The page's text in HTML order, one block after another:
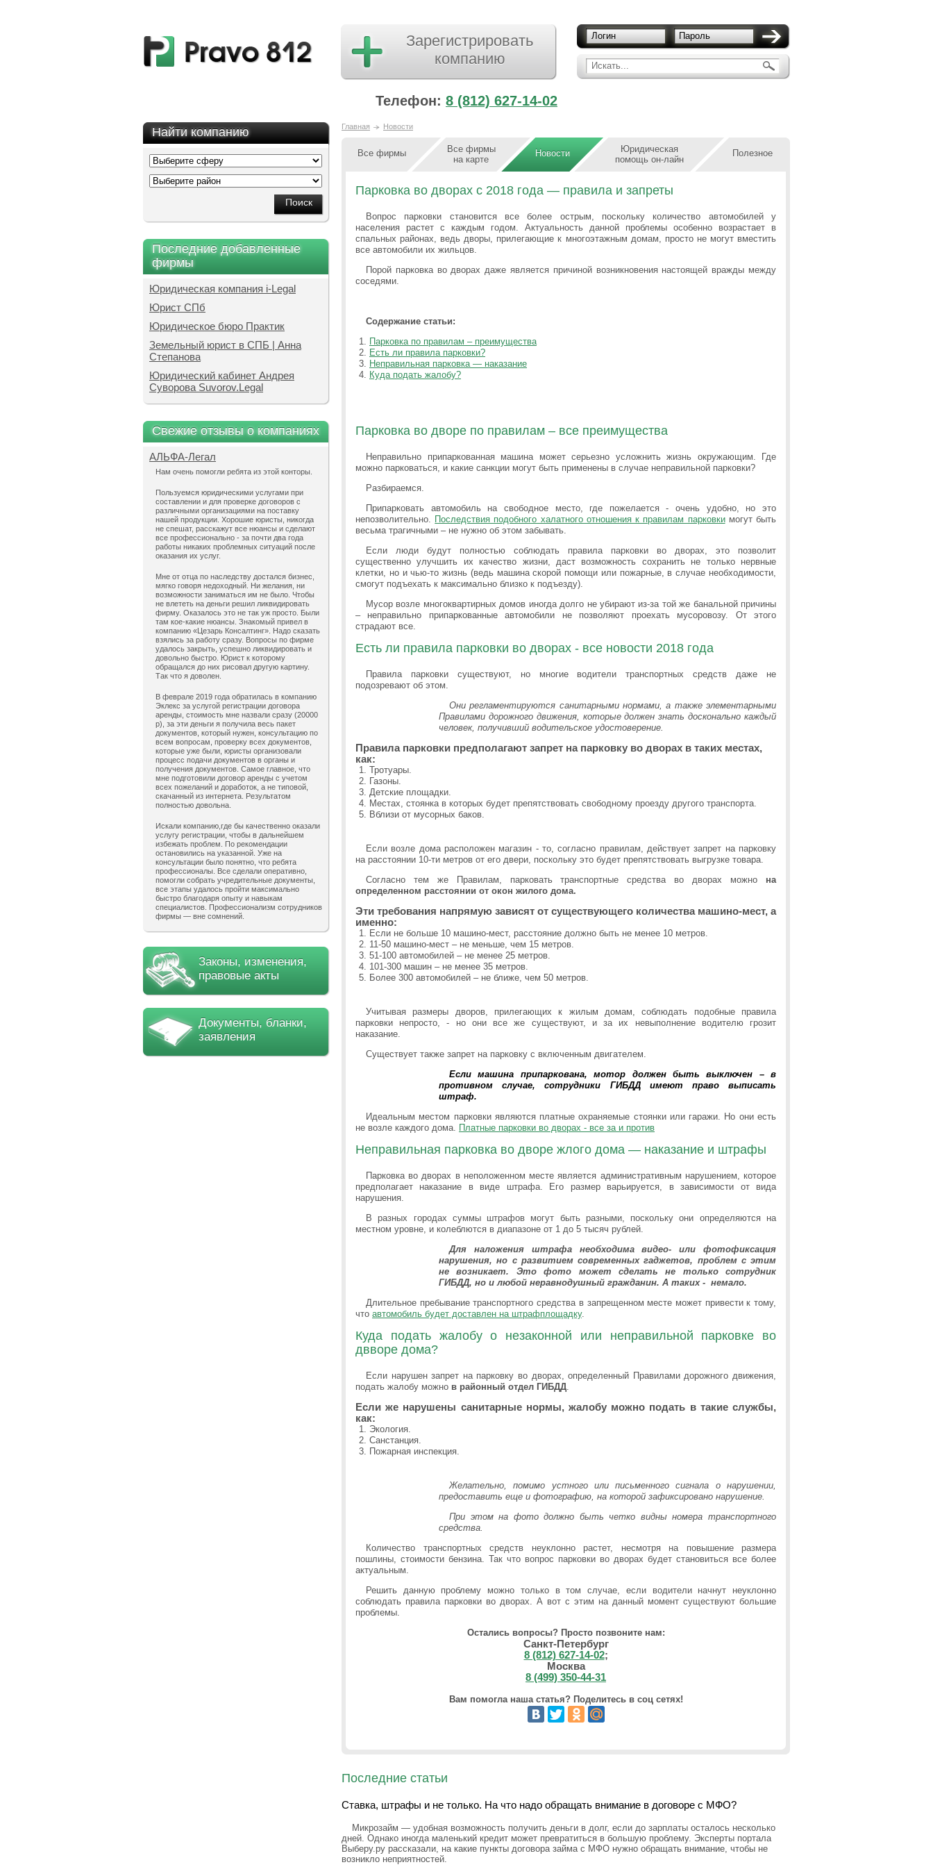
Искать...
Логин Пароль
Зарегистрировать
компанию
Телефон: 8 (812) 627-14-02
Найти компанию
Последние добавленные
фирмы
Юридическая компания i-Legal
Юрист СПб
Юридическое бюро Практик
Земельный юрист в СПБ | Анна
Степанова
Юридический кабинет Андрея
Суворова Suvorov.Legal
Свежие отзывы о компаниях
АЛЬФА-Легал
Нам очень помогли ребята из этой конторы.
Пользуемся юридическими услугами при
составлении и для проверке договоров с
различными организациями на поставку
нашей продукции. Хорошие юристы, никогда
не спешат, расскажут все нюансы и сделают
все профессионально - за почти два года
работы никаких проблемных ситуаций после
оказания их услуг.
Мне от отца по наследству достался бизнес,
мягко говоря недоходный. Ни желания, ни
возможности заниматься им не было. Чтобы
не влететь на деньги решил ликвидировать
фирму. Оказалось это не так уж просто. Были
там кое-какие нюансы. Знакомый привел в
компанию «Цезарь Консалтинг». Надо сказать
взялись за работу сразу. Вопросы по фирме
удалось закрыть, успешно ликвидировать и
довольно быстро. Юрист к которому
обращался до них рисовал другую картину.
Так что я доволен.
В феврале 2019 года обратилась в компанию
Эклекс за услугой регистрации договора
аренды, стоимость мне назвали сразу (20000
р), за эти деньги я получила весь пакет
документов, который нужен, консультацию по
всем вопросам, проверку всех документов,
которые уже были, юристы организовали
процесс подачи документов в органы и
получения документов. Самое главное, что
мне подготовили договор аренды с учетом
всех пожеланий и доработок, а не типовой,
скачанный из интернета. Результатом
полностью довольна.
Искали компанию,где бы качественно оказали
услугу регистрации, чтобы в дальнейшем
избежать проблем. По рекомендации
остановились на указанной. Уже на
консультации было понятно, что ребята
профессионалы. Все сделали оперативно,
помогли собрать учредительные документы,
все этапы удалось пройти максимально
быстро благодаря опыту и навыкам
специалистов. Профессионализм сотрудников
фирмы — вне сомнений.
Законы, изменения,
правовые акты
Документы, бланки,
заявления
Главная Новости
Все фирмы
Все фирмы
на карте
Новости
Юридическая
помощь он-лайн
Полезное
Парковка во дворах с 2018 года — правила и запреты
Вопрос парковки становится все более острым, поскольку количество автомобилей у
населения растет с каждым годом. Актуальность данной проблемы особенно возрастает в
спальных районах, ведь дворы, прилегающие к многоэтажным домам, просто не могут вместить
все автомобили их жильцов.
Порой парковка во дворах даже является причиной возникновения настоящей вражды между
соседями.
Содержание статьи:
Парковка по правилам – преимущества
Есть ли правила парковки?
Неправильная парковка — наказание
Куда подать жалобу?
Парковка во дворе по правилам – все преимущества
Неправильно припаркованная машина может серьезно усложнить жизнь окружающим. Где
можно парковаться, и какие санкции могут быть применены в случае неправильной парковки?
Разбираемся.
Припарковать автомобиль на свободное место, где пожелается - очень удобно, но это
непозволительно. Последствия подобного халатного отношения к правилам парковкимогут быть
весьма трагичными – не нужно об этом забывать.
Если люди будут полностью соблюдать правила парковки во дворах, это позволит
существенно улучшить их качество жизни, даст возможность сохранить не только нервные
клетки, но и чью-то жизнь (ведь машина скорой помощи или пожарные, в случае необходимости,
смогут подъехать к максимально близко к подъезду).
Мусор возле многоквартирных домов иногда долго не убирают из-за той же банальной причины
– неправильно припаркованные автомобили не позволяют проехать мусоровозу. От этого
страдают все.
Есть ли правила парковки во дворах - все новости 2018 года
Правила парковки существуют, но многие водители транспортных средств даже не
подозревают об этом.
Они регламентируются санитарными нормами, а также элементарными
Правилами дорожного движения, которые должен знать досконально каждый
человек, получивший водительское удостоверение.
Правила парковки предполагают запрет на парковку во дворах в таких местах,
как:
Тротуары.
Газоны.
Детские площадки.
Местах, стоянка в которых будет препятствовать свободному проезду другого транспорта.
Вблизи от мусорных баков.
Если возле дома расположен магазин - то, согласно правилам, действует запрет на парковку
на расстоянии 10-ти метров от его двери, поскольку это будет препятствовать выгрузке товара.
Согласно тем же Правилам, парковать транспортные средства во дворах можно на
определенном расстоянии от окон жилого дома.
Эти требования напрямую зависят от существующего количества машино-мест, а
именно:
Если не больше 10 машино-мест, расстояние должно быть не менее 10 метров.
11-50 машино-мест – не меньше, чем 15 метров.
51-100 автомобилей – не менее 25 метров.
101-300 машин – не менее 35 метров.
Более 300 автомобилей – не ближе, чем 50 метров.
Учитывая размеры дворов, прилегающих к жилым домам, соблюдать подобные правила
парковки непросто, - но они все же существуют, и за их невыполнение водителю грозит
наказание.
Существует также запрет на парковку с включенным двигателем.
Если машина припаркована, мотор должен быть выключен – в
противном случае, сотрудники ГИБДД имеют право выписать
штраф.
Идеальным местом парковки являются платные охраняемые стоянки или гаражи. Но они есть
не возле каждого дома. Платные парковки во дворах - все за и против
Неправильная парковка во дворе жлого дома — наказание и штрафы
Парковка во дворах в неположенном месте является административным нарушением, которое
предполагает наказание в виде штрафа. Его размер варьируется, в зависимости от вида
нарушения.
В разных городах суммы штрафов могут быть разными, поскольку они определяются на
местном уровне, и колеблются в диапазоне от 1 до 5 тысяч рублей.
Для наложения штрафа необходима видео- или фотофиксация
нарушения, но с развитием современных гаджетов, проблем с этим
не возникает. Это фото может сделать не только сотрудник
ГИБДД, но и любой неравнодушный гражданин. А таких - немало.
Длительное пребывание транспортного средства в запрещенном месте может привести к тому,
что автомобиль будет доставлен на штрафплощадку.
Куда подать жалобу о незаконной или неправильной парковке во
двворе дома?
Если нарушен запрет на парковку во дворах, определенный Правилами дорожного движения,
подать жалобу можно в районный отдел ГИБДД.
Если же нарушены санитарные нормы, жалобу можно подать в такие службы,
как:
Экология.
Санстанция.
Пожарная инспекция.
Желательно, помимо устного или письменного сигнала о нарушении,
предоставить еще и фотографию, на которой зафиксировано нарушение.
При этом на фото должно быть четко видны номера транспортного
средства.
Количество транспортных средств неуклонно растет, несмотря на повышение размера
пошлины, стоимости бензина. Так что вопрос парковки во дворах будет становиться все более
актуальным.
Решить данную проблему можно только в том случае, если водители начнут неуклонно
соблюдать правила парковки во дворах. А вот с этим на данный момент существуют большие
проблемы.
Остались вопросы? Просто позвоните нам:
Санкт-Петербург
8 (812) 627-14-02;
Москва
8 (499) 350-44-31
Вам помогла наша статья? Поделитесь в соц сетях!
Последние статьи
Ставка, штрафы и не только. На что надо обращать внимание в договоре с МФО?
Микрозайм — удобная возможность получить деньги в долг, если до зарплаты осталось несколько
дней. Однако иногда маленький кредит может превратиться в большую проблему. Эксперты портала
Выберу.ру рассказали, на какие пункты договора займа с МФО нужно обращать внимание, чтобы не
возникло неприятностей.